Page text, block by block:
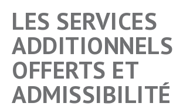
LES SERVICES
ADDITIONNELS
OFFERTS ET
ADMISSIBILITÉ